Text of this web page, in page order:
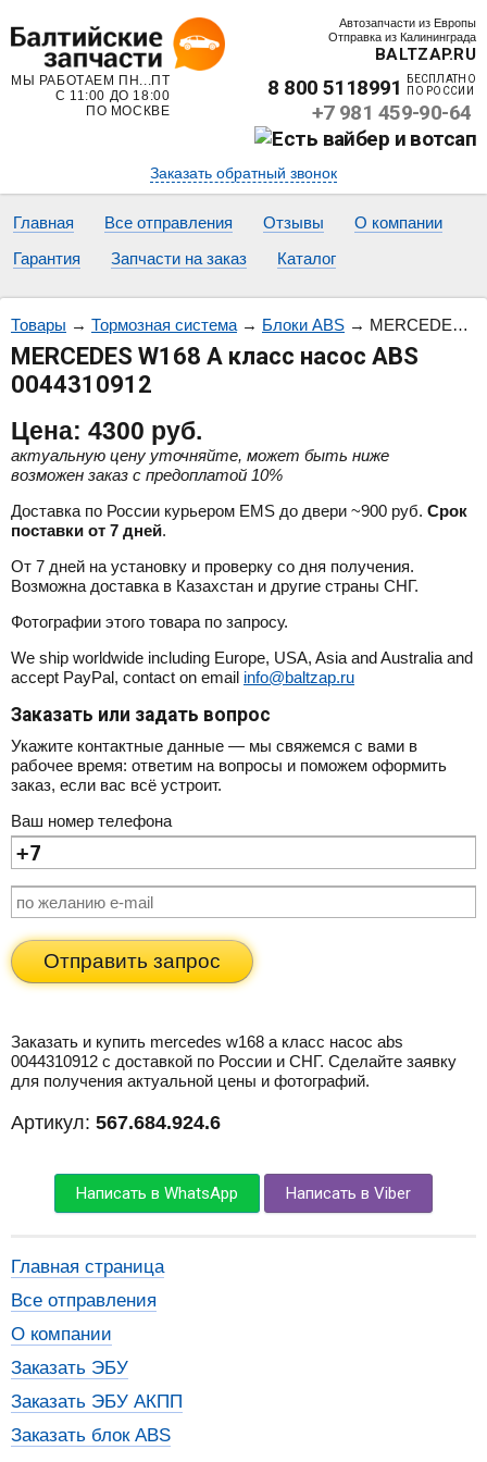
Автозапчасти из Европы
Отправка из Калининграда
BALTZAP.RU
МЫ РАБОТАЕМ ПН...ПТ
С 11:00 ДО 18:00
ПО МОСКВЕ
8 800 5118991
БЕСПЛАТНО
ПО РОССИИ
+7 981 459-90-64
Заказать обратный звонок
Главная Все отправления Отзывы
О компании
Гарантия
Запчасти на заказ Каталог
Товары → Тормозная система→ Блоки ABS → MERCEDES W168 A класс насос ABS 0044310912
MERCEDES W168 A класс насос ABS
0044310912
Цена: 4300 руб.
актуальную цену уточняйте, может быть ниже
возможен заказ с предоплатой 10%
Доставка по России курьером EMS до двери ~900 руб. Срок
поставки от 7 дней.
От 7 дней на установку и проверку со дня получения.
Возможна доставка в Казахстан и другие страны СНГ.
Фотографии этого товара по запросу.
We ship worldwide including Europe, USA, Asia and Australia and
accept PayPal, contact on email info@baltzap.ru
Заказать или задать вопрос
Укажите контактные данные — мы свяжемся с вами в
рабочее время: ответим на вопросы и поможем оформить
заказ, если вас всё устроит.
Ваш номер телефона
Отправить запрос
Заказать и купить mercedes w168 a класс насос abs
0044310912 с доставкой по России и СНГ. Сделайте заявку
для получения актуальной цены и фотографий.
Артикул: 567.684.924.6
Написать в WhatsApp Написать в Viber
Главная страница
Все отправления
О компании
Заказать ЭБУ
Заказать ЭБУ АКПП
Заказать блок ABS